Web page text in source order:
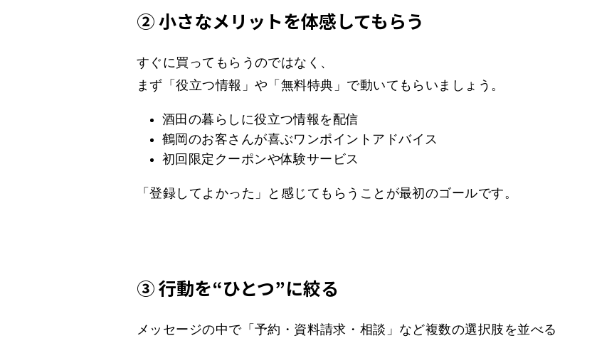
② 小さなメリットを体感してもらう
すぐに買ってもらうのではなく、
まず「役立つ情報」や「無料特典」で動いてもらいましょう。
酒田の暮らしに役立つ情報を配信
鶴岡のお客さんが喜ぶワンポイントアドバイス
初回限定クーポンや体験サービス
「登録してよかった」と感じてもらうことが最初のゴールです。
③ 行動を“ひとつ”に絞る
メッセージの中で「予約・資料請求・相談」など複数の選択肢を並べる